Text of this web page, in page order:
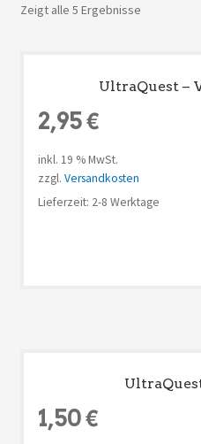
Zeigt alle 5 Ergebnisse
UltraQuest –
2,95€
inkl. 19 % MwSt.
zzgl. Versandkosten
Lieferzeit: 2-8 Werktage
1,50€